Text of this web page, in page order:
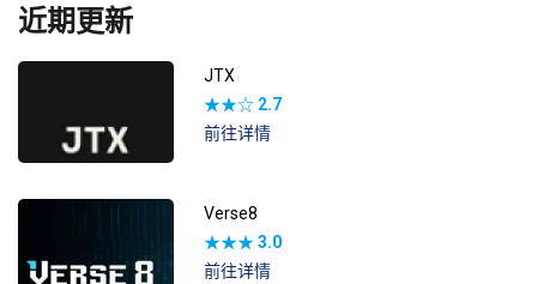
近期更新
JTX
★★☆ 2.7
前往详情
Verse8
★★★3.0
前往详情